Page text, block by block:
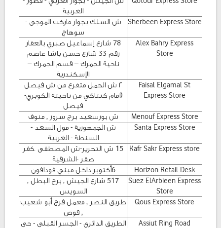
الغربية
Sherbeen Express Store
ش السلك بجوار ماركت الموجى -
سوهاج
Alex Bahry Express
Store
78 شارع إسماعيل صبري بالعقار
رقم 33 شارع حسن باشا عاصم
ناحية الجمرك – قسم الجمرك –
الإسكندرية
Faisal Elgamal St
Express Store
٢ ش الحمل متفرع من ش فيصل
(امام كنتاكي من ناحيته الكوبري-
فيصل
Menouf Express Store
ش بورسعيد برج سرور , منوف
Santa Express Store
ش الجمهورية - مول السعد -
السنطة - الغربية
Kafr Sakr Express store
15 ش التحرير-ش المصطفى .كفر
صقر -الشرقية
Horizon Retail Desk
6أكتوبر داخل مبني فودافون
Suez ElArbieen Express
Store
517 شارع الجيش , برج البطل ,
السويس
Qous Express Store
طريق النصر , معمل فرج أبو شعيب
, قوص
Assiut Ring Road
الطريق الدائري - الجسر القبلي - حي